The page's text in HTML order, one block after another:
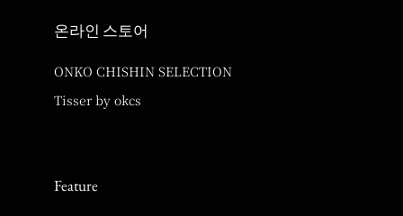
온라인 스토어
ONKO CHISHIN SELECTION
Tisser by okcs
Feature